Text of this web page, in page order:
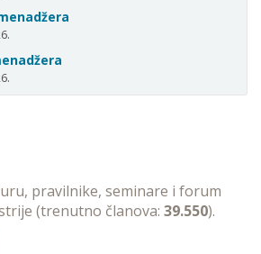
pravilnike, seminare i forum
(trenutno članova: 39.550).